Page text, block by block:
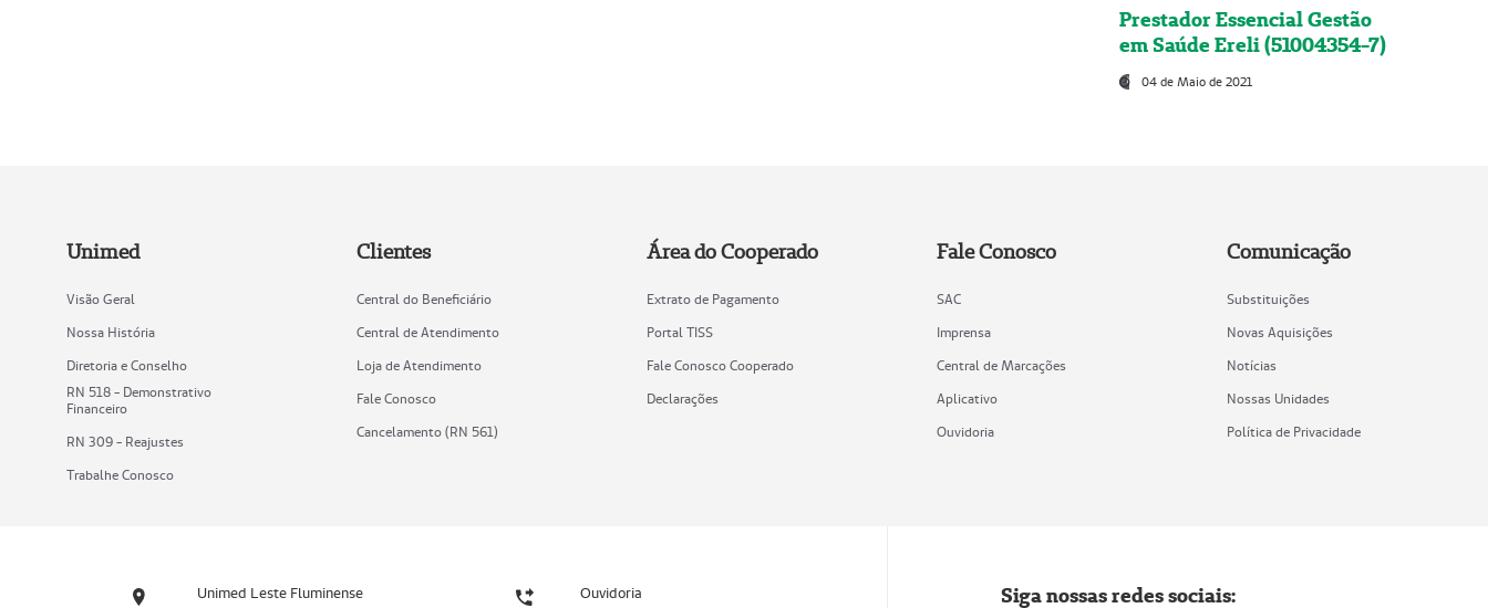
Prestador Essencial Gestão
em Saúde Ereli (51004354-7)
04 de Maio de 2021
Unimed
Visão Geral
Nossa História
Diretoria e Conselho
RN 518 - Demonstrativo
Financeiro
RN 309 - Reajustes
Trabalhe Conosco
Clientes
Central do Beneficiário
Central de Atendimento
Loja de Atendimento
Fale Conosco
Cancelamento (RN 561)
Área do Cooperado
Extrato de Pagamento
Portal TISS
Fale Conosco Cooperado
Declarações
Fale Conosco
SAC
Imprensa
Central de Marcações
Aplicativo
Ouvidoria
Comunicação
Substituições
Novas Aquisições
Notícias
Nossas Unidades
Política de Privacidade
Unimed Leste Fluminense Ouvidoria Siga nossas redes sociais: